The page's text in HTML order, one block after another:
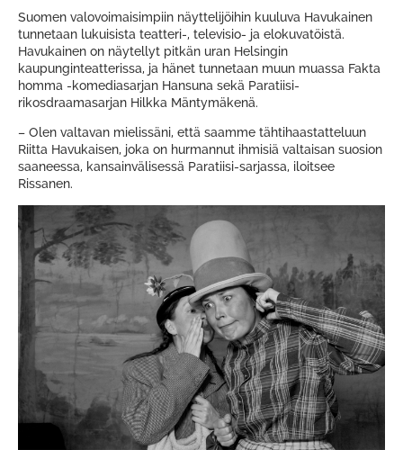
Suomen valovoimaisimpiin näyttelijöihin kuuluva Havukainen
tunnetaan lukuisista teatteri-, televisio- ja elokuvatöistä.
Havukainen on näytellyt pitkän uran Helsingin
kaupunginteatterissa, ja hänet tunnetaan muun muassa Fakta
homma -komediasarjan Hansuna sekä Paratiisi-
rikosdraamasarjan Hilkka Mäntymäkenä.
– Olen valtavan mielissäni, että saamme tähtihaastatteluun
Riitta Havukaisen, joka on hurmannut ihmisiä valtaisan suosion
saaneessa, kansainvälisessä Paratiisi-sarjassa, iloitsee
Rissanen.